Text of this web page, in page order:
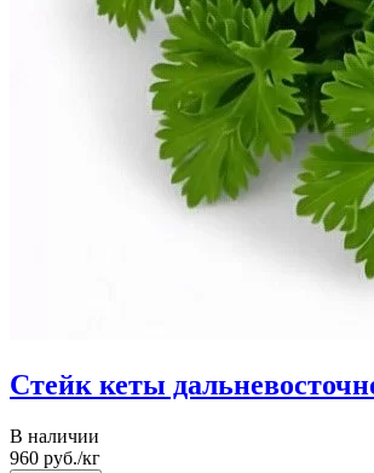
Стейк кеты
В наличии
960 руб./кг